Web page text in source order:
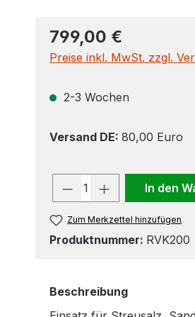
799,00 €
Preise inkl. MwSt. zzgl.
2-3 Wochen
Versand DE: 80,00 Euro
Produkt Anzahl:
In den
Zum Merkzettel hinzufügen
Produktnummer: RVK200
Beschreibung